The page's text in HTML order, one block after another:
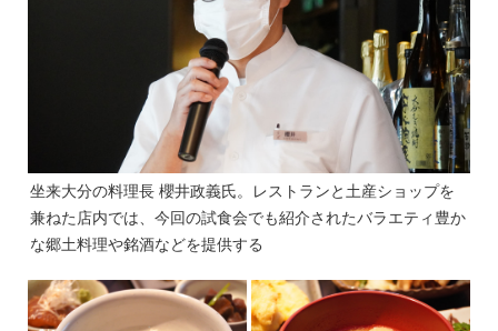
坐来大分の料理長 櫻井政義氏。レストランと土産ショップを
兼ねた店内では、今回の試食会でも紹介されたバラエティ豊か
な郷土料理や銘酒などを提供する